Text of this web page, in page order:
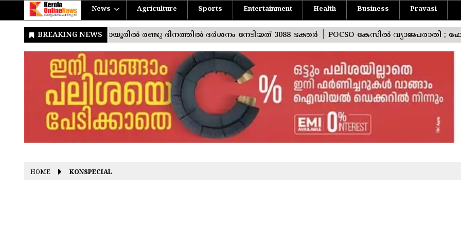
News Agriculture Sports Entertainment Health Business Pravasi
HOME KONSPECIAL